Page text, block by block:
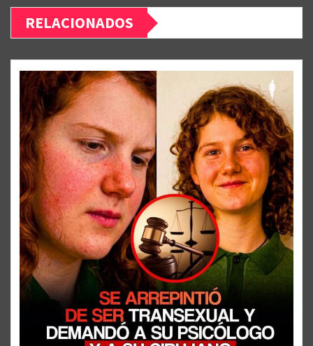
RELACIONADOS